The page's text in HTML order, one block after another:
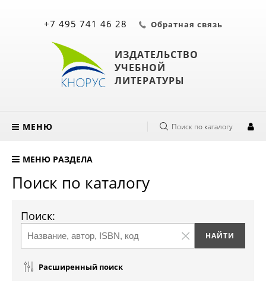
ИЗДАТЕЛЬСТВО
УЧЕБНОЙ
ЛИТЕРАТУРЫ
+7 495 741 46 28 Обратная связь
МЕНЮ Поиск по каталогу
МЕНЮ РАЗДЕЛА
Поиск по каталогу
Поиск:
Расширенный поиск